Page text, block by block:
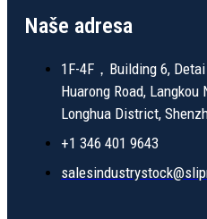
Naše adresa
1F-4F，Building 6,
Huarong Road,
Longhua District,
+1 346 401 9643